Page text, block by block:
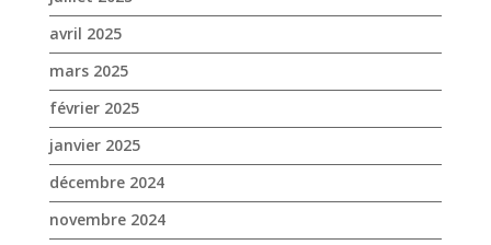
avril 2025
mars 2025
février 2025
janvier 2025
décembre 2024
novembre 2024